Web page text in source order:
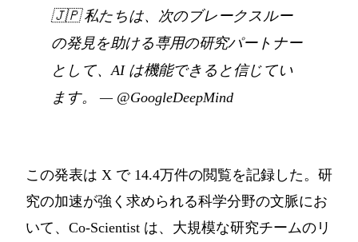
🇯🇵私たちは、次のブレークスルー
の発見を助ける専用の研究パートナー
として、AI は機能できると信じてい
ます。
— @GoogleDeepMind
この発表は X で 14.4万件の閲覧を記録した。研
究の加速が強く求められる科学分野の文脈にお
いて、Co-Scientist は、大規模な研究チームのリ